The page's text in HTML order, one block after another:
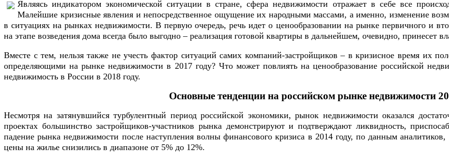
Являясь индикатором экономической ситуации в стране, сфера недвижимости отражает в себе все
Малейшие кризисные явления и непосредственное ощущение их народными массами, а именно, изменение
в ситуациях на рынках недвижимости. В первую очередь, речь идет о ценообразовании на рынке первичного и
на этапе возведения дома всегда было выгодно – реализация готовой квартиры в дальнейшем, очевидно, принесет
Вместе с тем, нельзя также не учесть фактор ситуаций самих компаний-застройщиков – в кризисное время их
определяющими на рынке недвижимости в 2017 году? Что может повлиять на ценообразование российской
недвижимость в России в 2018 году.
Основные тенденции на российском рынке недвижимости
Несмотря на затянувшийся турбулентный период российской экономики, рынок недвижимости оказался
проектах большинство застройщиков-участников рынка демонстрируют и подтверждают ликвидность,
падение рынка недвижимости после наступления волны финансового кризиса в 2014 году, по данным
цены на жилье снизились в диапазоне от 5% до 12%.